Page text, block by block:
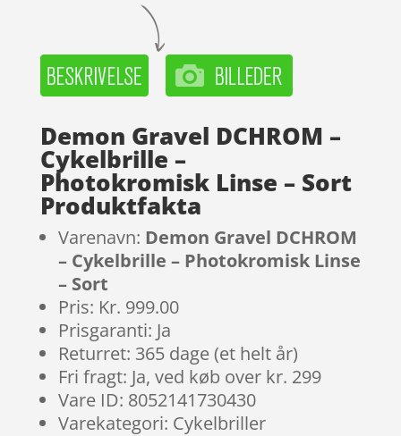
Demon Gravel DCHROM –
Cykelbrille –
Photokromisk Linse – Sort
Produktfakta
Varenavn: Demon Gravel DCHROM
– Cykelbrille – Photokromisk Linse
– Sort
Pris: Kr. 999.00
Prisgaranti: Ja
Returret: 365 dage (et helt år)
Fri fragt: Ja, ved køb over kr. 299
Vare ID: 8052141730430
Varekategori: Cykelbriller